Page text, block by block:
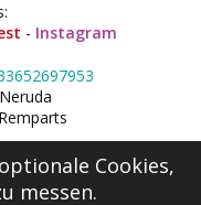
- Instagram
Cookies,
messen.